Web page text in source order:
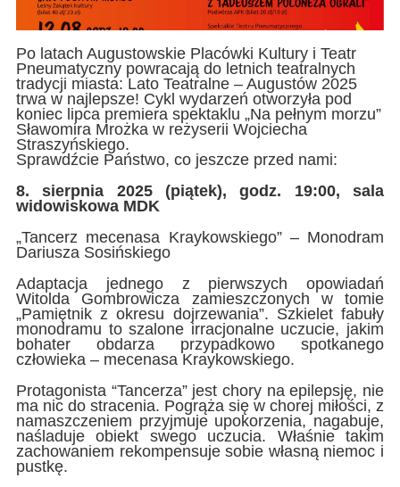
Po latach Augustowskie Placówki Kultury i Teatr
Pneumatyczny powracają do letnich teatralnych
tradycji miasta: Lato Teatralne – Augustów 2025
trwa w najlepsze! Cykl wydarzeń otworzyła pod
koniec lipca premiera spektaklu „Na pełnym morzu”
Sławomira Mrożka w reżyserii Wojciecha
Straszyńskiego.
Sprawdźcie Państwo, co jeszcze przed nami:
8. sierpnia 2025 (piątek), godz. 19:00, sala
widowiskowa MDK
„Tancerz mecenasa Kraykowskiego” – Monodram
Dariusza Sosińskiego
Adaptacja jednego z pierwszych opowiadań
Witolda Gombrowicza zamieszczonych w tomie
„Pamiętnik z okresu dojrzewania”. Szkielet fabuły
monodramu to szalone irracjonalne uczucie, jakim
bohater obdarza przypadkowo spotkanego
człowieka – mecenasa Kraykowskiego.
Protagonista “Tancerza” jest chory na epilepsję, nie
ma nic do stracenia. Pogrąża się w chorej miłości, z
namaszczeniem przyjmuje upokorzenia, nagabuje,
naśladuje obiekt swego uczucia. Właśnie takim
zachowaniem rekompensuje sobie własną niemoc i
pustkę.